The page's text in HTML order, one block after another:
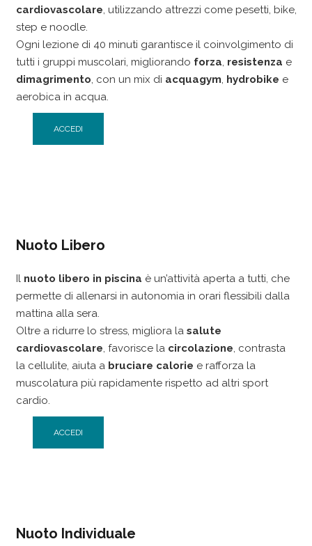
cardiovascolare , utilizzando attrezzi come pesetti, bike,
step e noodle.
Ogni lezione di 40 minuti garantisce il coinvolgimento di
tutti i gruppi muscolari, migliorando forza resistenza e
dimagrimento , con un mix di acquagym hydrobike e
aerobica in acqua.
ACCEDI
Nuoto Libero
Il nuoto libero in piscina è un’attività aperta a tutti, che
permette di allenarsi in autonomia in orari flessibili dalla
mattina alla sera.
Oltre a ridurre lo stress, migliora la salute
cardiovascolare, favorisce la circolazione, contrasta
la cellulite, aiuta a bruciare calorie e rafforza la
muscolatura più rapidamente rispetto ad altri sport
cardio.
ACCEDI
Nuoto Individuale